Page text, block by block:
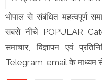
भोपाल से संबंधित महत्वपूर्ण
सबसे नीचे POPULAR
समाचार, विज्ञापन एवं
Telegram, email के माध्यम